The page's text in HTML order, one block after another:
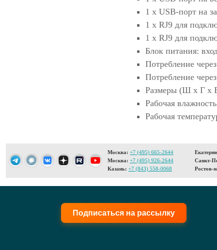
1 x USB-порт на
1 х RJ9 для
1 х RJ9 для
Блок питания:
Потребление
Потребление
Размеры (Ш x Г x
Рабочая
Рабочая
Москва: +7 (495) 665-2644
Москва: +7 (495) 926-2644
Казань: +7 (843) 558-0068
Санкт-
Ростов-
Подписаться на рассылку